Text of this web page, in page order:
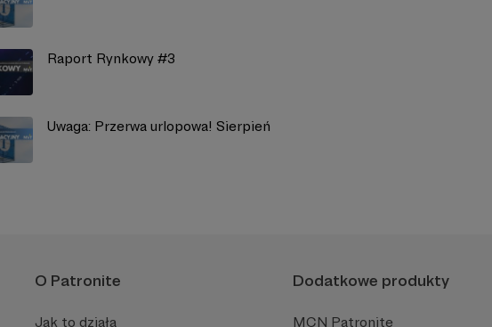
Raport Rynkowy #3
Uwaga: Przerwa urlopowa! Sierpień
O Patronite
Jak to działa
Dodatkowe produkty
MCN Patronite